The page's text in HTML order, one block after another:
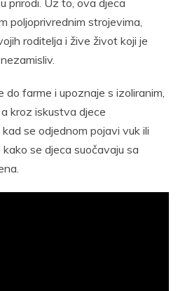
prirodi. Uz to, ova djeca
poljoprivrednim strojevima,
roditelja i žive život koji je
do farme i upoznaje s izoliranim,
kroz iskustva djece
se odjednom pojavi vuk ili
se djeca suočavaju sa